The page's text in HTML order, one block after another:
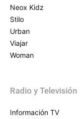
Neox Kidz
Stilo
Urban
Viajar
Woman
Radio y Televisión
Información TV